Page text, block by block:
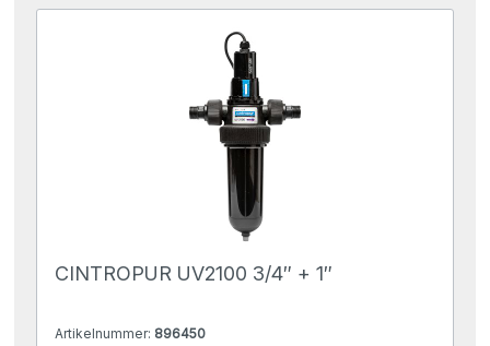
CINTROPUR UV2100 3/4″ + 1″
Artikelnummer: 896450